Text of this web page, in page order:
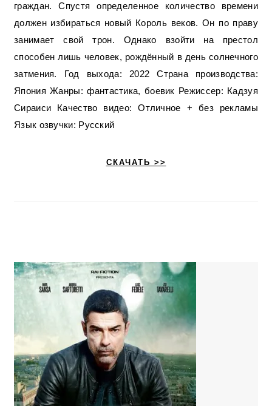
граждан. Спустя определенное количество времени
должен избираться новый Король веков. Он по праву
занимает свой трон. Однако взойти на престол
способен лишь человек, рождённый в день солнечного
затмения. Год выхода: 2022 Страна производства:
Япония Жанры: фантастика, боевик Режиссер: Кадзуя
Сираиси Качество видео: Отличное + без рекламы
Язык озвучки: Русский
СКАЧАТЬ >>